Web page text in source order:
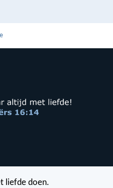
liefde doen.